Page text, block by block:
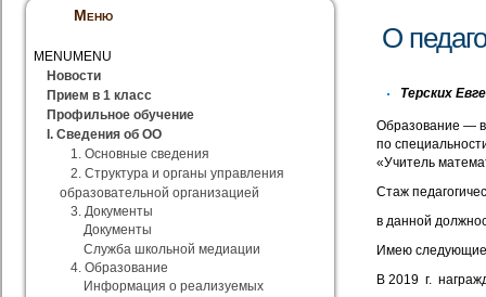
Меню
MENU MENU
Новости
Прием в 1 класс
Профильное обучение
I. Сведения об ОО
1. Основные сведения
2. Структура и органы управления
образовательной организацией
3. Документы
Документы
Служба школьной медиации
4. Образование
Информация о реализуемых
О
Терских
Образование —
по
«Учитель
Стаж
в данной
Имею следующие
В 2019 г.